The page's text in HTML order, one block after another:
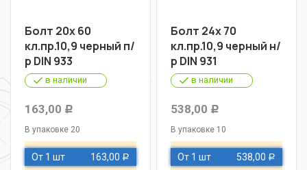
Болт 20х 60
кл.пр.10,9 черный п/
р DIN 933
в наличии
163,00 Р
В упаковке 20
От 1 шт 163,00 Р
Болт 24х 70
кл.пр.10,9 черный н/
р DIN 931
в наличии
538,00 Р
В упаковке 10
От 1 шт 538,00 Р